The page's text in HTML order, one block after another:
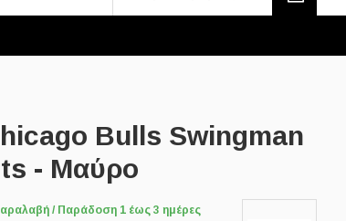
Bulls Swingman
- Μαύρο
/ Παράδoση 1 έως 3 ημέρες